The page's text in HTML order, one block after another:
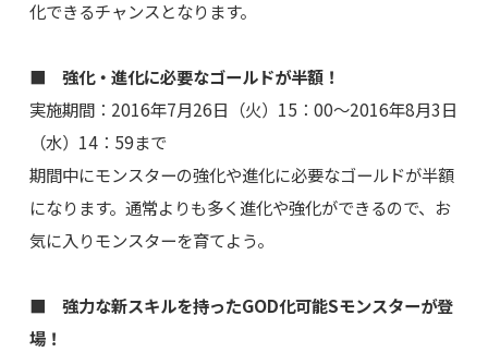
化できるチャンスとなります。
■ 強化・進化に必要なゴールドが半額！
実施期間：2016年7月26日（火）15：00～2016年8月3日
（水）14：59まで
期間中にモンスターの強化や進化に必要なゴールドが半額
になります。通常よりも多く進化や強化ができるので、お
気に入りモンスターを育てよう。
■ 強力な新スキルを持ったGOD化可能Sモンスターが登
場！